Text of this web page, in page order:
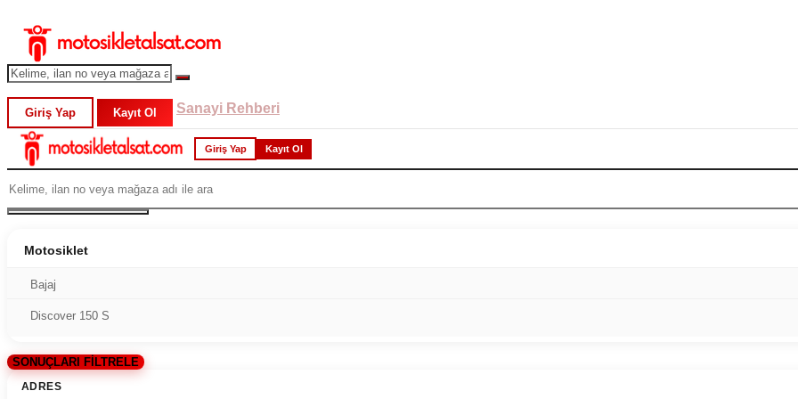
Giriş Yap Kayıt Ol Sanayi Rehberi
Giriş Yap Kayıt Ol
Motosiklet
Bajaj
Discover 150 S
SONUÇLARI FİLTRELE
ADRES